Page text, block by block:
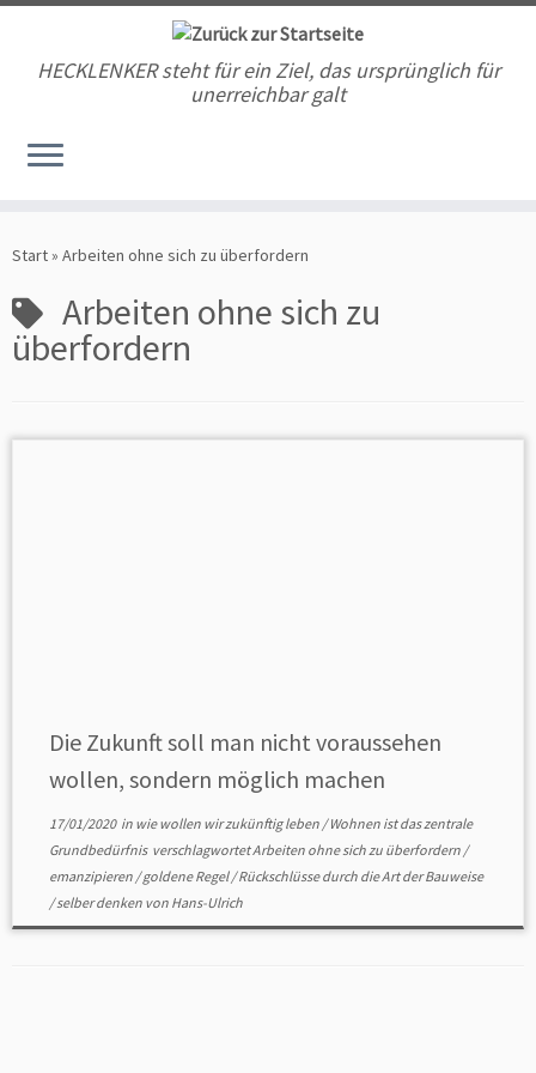
Inhalt
HECKLENKER steht für ein Ziel, das ursprünglich für
unerreichbar galt
Start» Arbeiten ohne sich zu überfordern
Arbeiten ohne sich zu
überfordern
Die Zukunft soll man nicht voraussehen
wollen, sondern möglich machen
17/01/2020in wie wollen wir zukünftig leben /Wohnen ist das zentrale
Grundbedürfnis verschlagwortetArbeiten ohne sich zu überfordern /
emanzipieren /goldene Regel/Rückschlüsse durch die Art der Bauweise
/selber denken von Hans-Ulrich